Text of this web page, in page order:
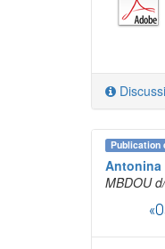
Publication
Antonina
MBDOU